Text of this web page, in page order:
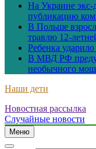
На Украине экс-
публикацию
В Польше
травлю 12-
Ребенка
В МВД РФ
необычного
Наши дети
Новостная рассылка
Случайные новости
Меню